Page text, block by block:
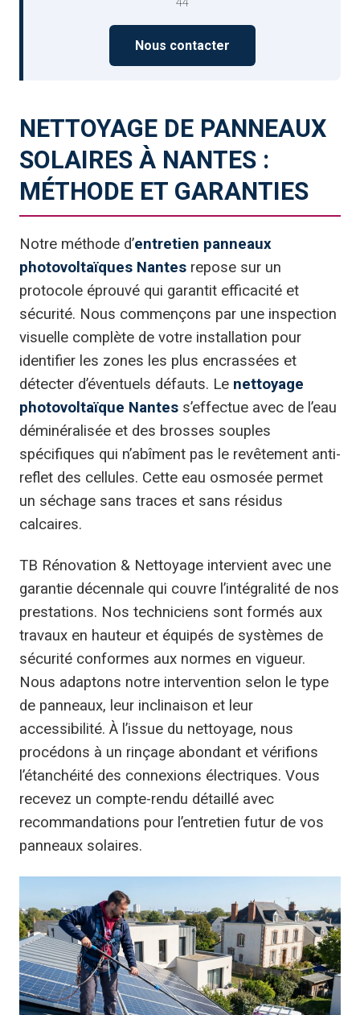
Nous contacter
NETTOYAGE DE PANNEAUX
SOLAIRES À NANTES :
MÉTHODE ET GARANTIES
Notre méthode d’entretien panneaux
photovoltaïques Nantes repose sur un
protocole éprouvé qui garantit efficacité et
sécurité. Nous commençons par une inspection
visuelle complète de votre installation pour
identifier les zones les plus encrassées et
détecter d’éventuels défauts. Le nettoyage
photovoltaïque Nantes s’effectue avec de l’eau
déminéralisée et des brosses souples
spécifiques qui n’abîment pas le revêtement anti-
reflet des cellules. Cette eau osmosée permet
un séchage sans traces et sans résidus
calcaires.
TB Rénovation & Nettoyage intervient avec une
garantie décennale qui couvre l’intégralité de nos
prestations. Nos techniciens sont formés aux
travaux en hauteur et équipés de systèmes de
sécurité conformes aux normes en vigueur.
Nous adaptons notre intervention selon le type
de panneaux, leur inclinaison et leur
accessibilité. À l’issue du nettoyage, nous
procédons à un rinçage abondant et vérifions
l’étanchéité des connexions électriques. Vous
recevez un compte-rendu détaillé avec
recommandations pour l’entretien futur de vos
panneaux solaires.